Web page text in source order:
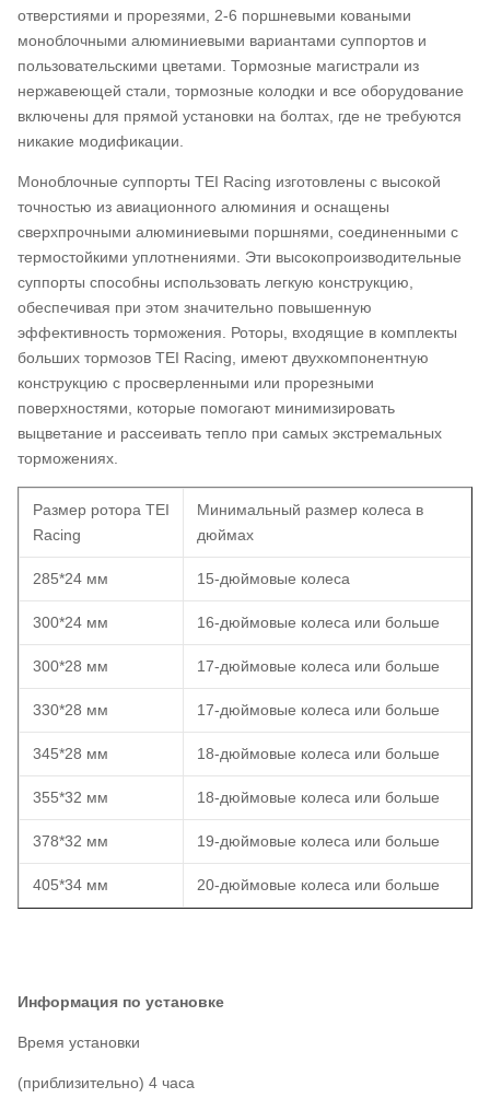
отверстиями и прорезями, 2-6 поршневыми коваными
моноблочными алюминиевыми вариантами суппортов и
пользовательскими цветами. Тормозные магистрали из
нержавеющей стали, тормозные колодки и все оборудование
включены для прямой установки на болтах, где не требуются
никакие модификации.
Моноблочные суппорты TEI Racing изготовлены с высокой
точностью из авиационного алюминия и оснащены
сверхпрочными алюминиевыми поршнями, соединенными с
термостойкими уплотнениями. Эти высокопроизводительные
суппорты способны использовать легкую конструкцию,
обеспечивая при этом значительно повышенную
эффективность торможения. Роторы, входящие в комплекты
больших тормозов TEI Racing, имеют двухкомпонентную
конструкцию с просверленными или прорезными
поверхностями, которые помогают минимизировать
выцветание и рассеивать тепло при самых экстремальных
торможениях.
Размер ротора TEI
Racing
Минимальный размер колеса в
дюймах
285*24 мм 15-дюймовые колеса
300*24 мм 16-дюймовые колеса или больше
300*28 мм 17-дюймовые колеса или больше
330*28 мм 17-дюймовые колеса или больше
345*28 мм 18-дюймовые колеса или больше
355*32 мм 18-дюймовые колеса или больше
378*32 мм 19-дюймовые колеса или больше
405*34 мм 20-дюймовые колеса или больше
Информация по установке
Время установки
(приблизительно) 4 часа